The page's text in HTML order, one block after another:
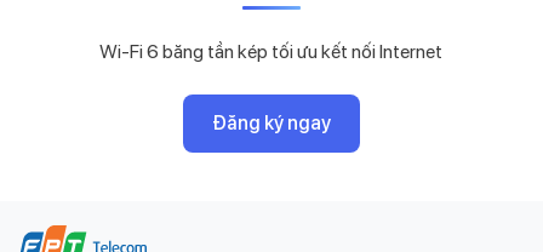
Wi-Fi 6 băng tần kép tối ưu kết nối Internet
Đăng ký ngay